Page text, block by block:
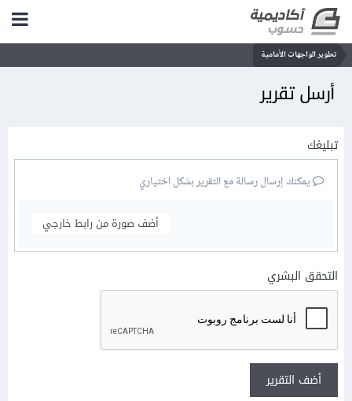
تطوير الواجهات الأمامية
أرسل تقرير
تبليغك
يمكنك إرسال رسالة مع التقرير بشكل اختياري
أضف صورة من رابط خارجي
التحقق البشري
أضف التقرير